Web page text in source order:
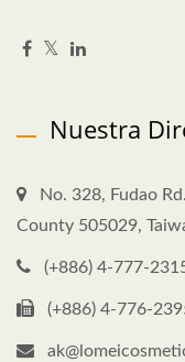
Nuestra
No. 328, Fudao
County 505029,
(+886) 4-777-
(+886) 4-776-